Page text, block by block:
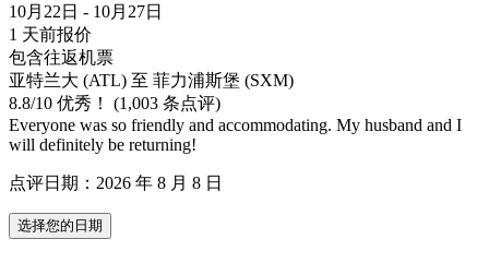
10月22日 - 10月27日
1 天前报价
包含往返机票
亚特兰大 (ATL) 至 菲力浦斯堡 (SXM)
8.8/10 优秀！ (1,003 条点评)
Everyone was so friendly and accommodating. My husband and I
will definitely be returning!
点评日期：2026 年 8 月 8 日
选择您的日期